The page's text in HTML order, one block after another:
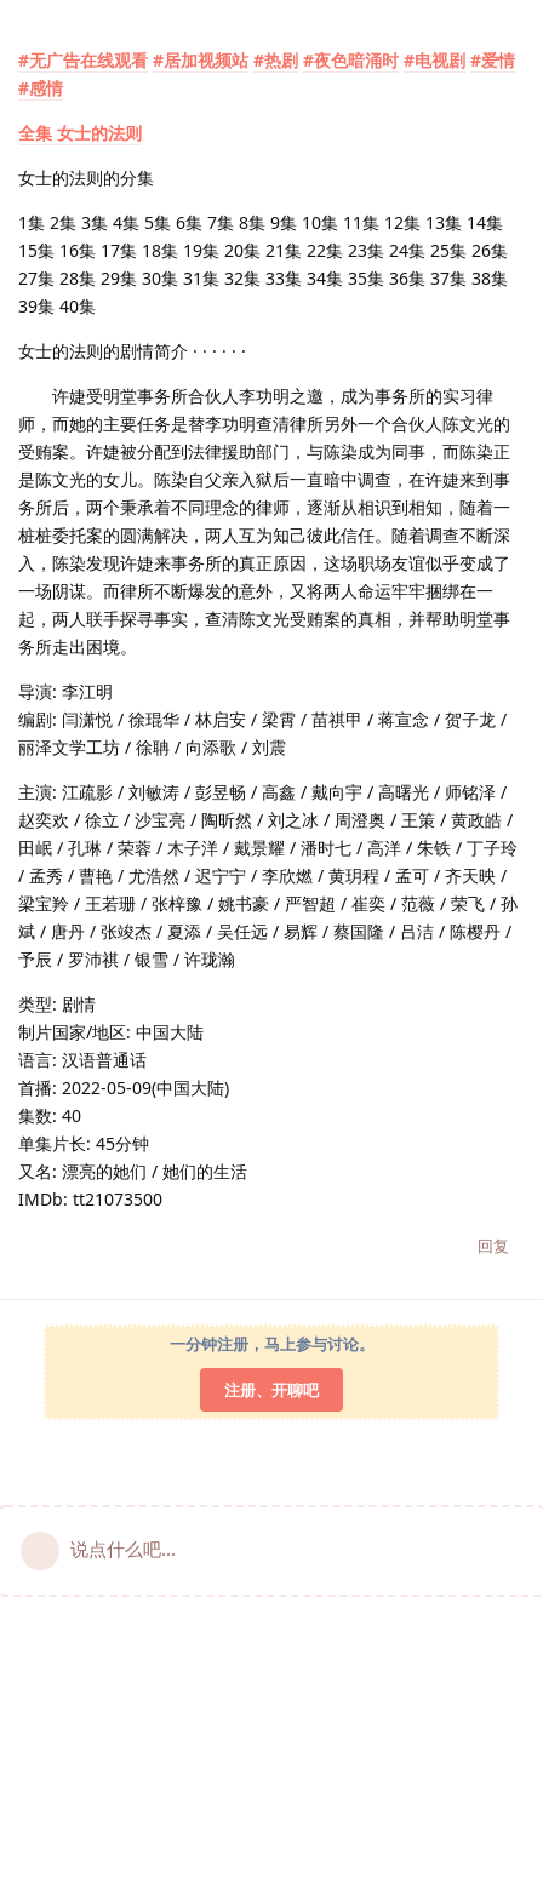
#无广告在线观看 #居加视频站 #热剧 #夜色暗涌时 #电视剧 #爱情
#感情
全集 女士的法则
女士的法则的分集
1集 2集 3集 4集 5集 6集 7集 8集 9集 10集 11集 12集 13集 14集
15集 16集 17集 18集 19集 20集 21集 22集 23集 24集 25集 26集
27集 28集 29集 30集 31集 32集 33集 34集 35集 36集 37集 38集
39集 40集
女士的法则的剧情简介 · · · · · ·
许婕受明堂事务所合伙人李功明之邀，成为事务所的实习律
师，而她的主要任务是替李功明查清律所另外一个合伙人陈文光的
受贿案。许婕被分配到法律援助部门，与陈染成为同事，而陈染正
是陈文光的女儿。陈染自父亲入狱后一直暗中调查，在许婕来到事
务所后，两个秉承着不同理念的律师，逐渐从相识到相知，随着一
桩桩委托案的圆满解决，两人互为知己彼此信任。随着调查不断深
入，陈染发现许婕来事务所的真正原因，这场职场友谊似乎变成了
一场阴谋。而律所不断爆发的意外，又将两人命运牢牢捆绑在一
起，两人联手探寻事实，查清陈文光受贿案的真相，并帮助明堂事
务所走出困境。
导演: 李江明
编剧: 闫潇悦 / 徐琨华 / 林启安 / 梁霄 / 苗祺甲 / 蒋宣念 / 贺子龙 /
丽泽文学工坊 / 徐聃 / 向添歌 / 刘震
主演: 江疏影 / 刘敏涛 / 彭昱畅 / 高鑫 / 戴向宇 / 高曙光 / 师铭泽 /
赵奕欢 / 徐立 / 沙宝亮 / 陶昕然 / 刘之冰 / 周澄奥 / 王策 / 黄政皓 /
田岷 / 孔琳 / 荣蓉 / 木子洋 / 戴景耀 / 潘时七 / 高洋 / 朱铁 / 丁子玲
/ 孟秀 / 曹艳 / 尤浩然 / 迟宁宁 / 李欣燃 / 黄玥程 / 孟可 / 齐天映 /
梁宝羚 / 王若珊 / 张梓豫 / 姚书豪 / 严智超 / 崔奕 / 范薇 / 荣飞 / 孙
斌 / 唐丹 / 张竣杰 / 夏添 / 吴任远 / 易辉 / 蔡国隆 / 吕洁 / 陈樱丹 /
予辰 / 罗沛祺 / 银雪 / 许珑瀚
类型: 剧情
制片国家/地区: 中国大陆
语言: 汉语普通话
首播: 2022-05-09(中国大陆)
集数: 40
单集片长: 45分钟
又名: 漂亮的她们 / 她们的生活
IMDb: tt21073500
回复
一分钟注册，马上参与讨论。
注册、开聊吧
说点什么吧...